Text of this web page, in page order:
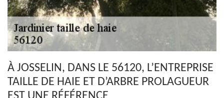
À JOSSELIN, DANS LE 56120, L’ENTREPRISE
TAILLE DE HAIE ET D’ARBRE PROLAGUEUR